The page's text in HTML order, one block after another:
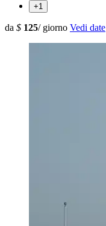
+1
da $ 125/ giorno Vedi date